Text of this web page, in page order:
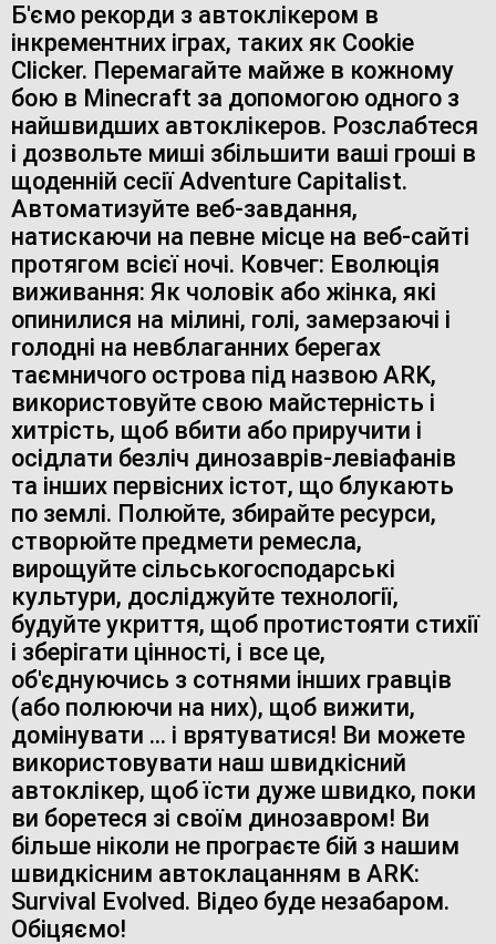
Б'ємо рекорди з автоклікером в
інкрементних іграх, таких як Cookie
Clicker. Перемагайте майже в кожному
бою в Minecraft за допомогою одного з
найшвидших автоклікеров. Розслабтеся
і дозвольте миші збільшити ваші гроші в
щоденній сесії Adventure Capitalist.
Автоматизуйте веб-завдання,
натискаючи на певне місце на веб-сайті
протягом всієї ночі. Ковчег: Еволюція
виживання: Як чоловік або жінка, які
опинилися на мілині, голі, замерзаючі і
голодні на невблаганних берегах
таємничого острова під назвою ARK,
використовуйте свою майстерність і
хитрість, щоб вбити або приручити і
осідлати безліч динозаврів-левіафанів
та інших первісних істот, що блукають
по землі. Полюйте, збирайте ресурси,
створюйте предмети ремесла,
вирощуйте сільськогосподарські
культури, досліджуйте технології,
будуйте укриття, щоб протистояти стихії
і зберігати цінності, і все це,
об'єднуючись з сотнями інших гравців
(або полюючи на них), щоб вижити,
домінувати ... і врятуватися! Ви можете
використовувати наш швидкісний
автоклікер, щоб їсти дуже швидко, поки
ви боретеся зі своїм динозавром! Ви
більше ніколи не програєте бій з нашим
швидкісним автоклацанням в ARK:
Survival Evolved. Відео буде незабаром.
Обіцяємо!